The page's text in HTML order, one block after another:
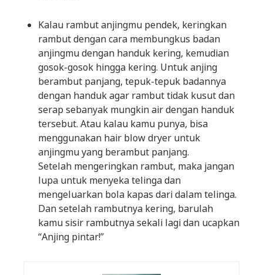
Kalau rambut anjingmu pendek, keringkan
rambut dengan cara membungkus badan
anjingmu dengan handuk kering, kemudian
gosok-gosok hingga kering. Untuk anjing
berambut panjang, tepuk-tepuk badannya
dengan handuk agar rambut tidak kusut dan
serap sebanyak mungkin air dengan handuk
tersebut. Atau kalau kamu punya, bisa
menggunakan hair blow dryer untuk
anjingmu yang berambut panjang.
Setelah mengeringkan rambut, maka jangan
lupa untuk menyeka telinga dan
mengeluarkan bola kapas dari dalam telinga.
Dan setelah rambutnya kering, barulah
kamu sisir rambutnya sekali lagi dan ucapkan
“Anjing pintar!”